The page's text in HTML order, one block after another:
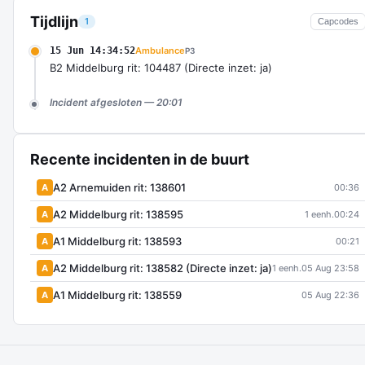
Tijdlijn 1 Capcodes
15 Jun 14:34:52AmbulanceP3
B2 Middelburg rit: 104487 (Directe inzet: ja)
Incident afgesloten — 20:01
Recente incidenten in de buurt
A A2 Arnemuiden rit: 138601 00:36
A A2 Middelburg rit: 138595 1 eenh.00:24
A A1 Middelburg rit: 138593 00:21
A A2 Middelburg rit: 138582 (Directe inzet: ja)1 eenh.05 Aug 23:58
A A1 Middelburg rit: 138559 05 Aug 22:36